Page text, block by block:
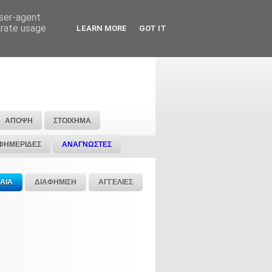
ΑΠΟΨΗ ΣΤΟΙΧΗΜΑ
ΑΝΑΓΝΩΣΤΕΣ
ΔΙΑΦΗΜΙΣΗ ΑΓΓΕΛΙΕΣ
agent
usage
LEARN MORE GOT IT